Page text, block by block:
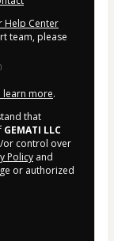
Help Center
team, please
learn more.
that
GEMATI LLC
or control over
Policy and
or authorized